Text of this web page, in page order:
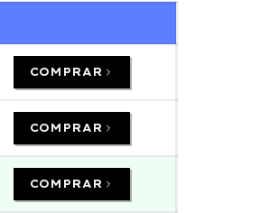
COMPRAR
COMPRAR
COMPRAR